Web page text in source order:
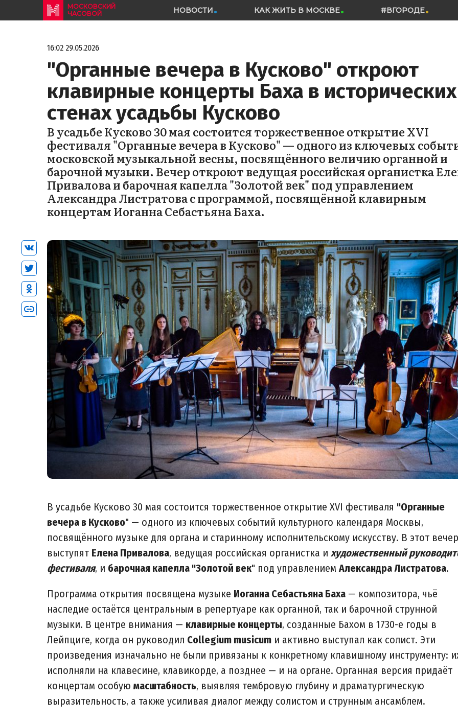
МОСКОВСКИЙ
ЧАСОВОЙ
НОВОСТИ КАК ЖИТЬ В МОСКВЕ #ВГОРОДЕ
16:02 29.05.2026
"Органные вечера в Кусково" откроют
клавирные концерты Баха в исторических
стенах усадьбы Кусково
В усадьбе Кусково 30 мая состоится торжественное открытие XVI
фестиваля "Органные вечера в Кусково" — одного из ключевых
московской музыкальной весны, посвящённого величию органной и
барочной музыки. Вечер откроют ведущая российская органистка
Привалова и барочная капелла "Золотой век" под управлением
Александра Листратова с программой, посвящённой клавирным
концертам Иоганна Себастьяна Баха.
В усадьбе Кусково 30 мая состоится торжественное открытие XVI фестиваля "Органные
вечера в Кусково" — одного из ключевых событий культурного календаря Москвы,
посвящённого музыке для органа и старинному исполнительскому искусству. В этот вечер
выступят Елена Привалова, ведущая российская органистка и художественный
фестиваля, и барочная капелла "Золотой век" под управлением Александра Листратова.
Программа открытия посвящена музыке Иоганна Себастьяна Баха — композитора, чьё
наследие остаётся центральным в репертуаре как органной, так и барочной струнной
музыки. В центре внимания — клавирные концерты, созданные Бахом в 1730-е годы в
Лейпциге, когда он руководил Collegium musicum и активно выступал как солист. Эти
произведения изначально не были привязаны к конкретному клавишному инструменту:
исполняли на клавесине, клавикорде, а позднее — и на органе. Органная версия придаёт
концертам особую масштабность, выявляя тембровую глубину и драматургическую
выразительность, а также усиливая диалог между солистом и струнным ансамблем.